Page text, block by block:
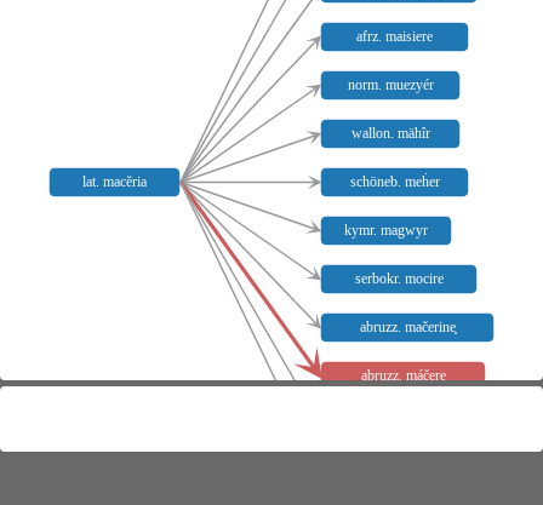
lat. macĕria
afrz. maisiere
norm. muezyér
wallon. mähîr
schöneb. meḣer
kymr. magwyr
serbokr. mocire
abruzz. mačerine̥
abruzz. máče̥re̥